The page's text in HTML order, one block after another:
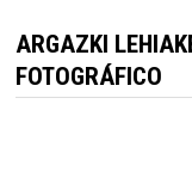
ARGAZKI
FOTOGRÁFICO